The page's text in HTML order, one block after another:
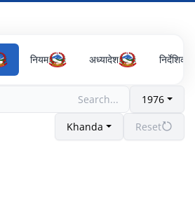
नियम अध्यादेश निर्देशिका
1976
Khanda Reset